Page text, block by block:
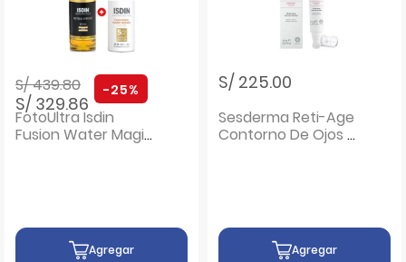
Precio rebajado de
S/ 439.80a
S/ 329.86
-25%
FotoUltra Isdin
Fusion Water Magic
Agregar
S/ 225.00
Sesderma Reti-Age
Contorno De Ojos -
Agregar